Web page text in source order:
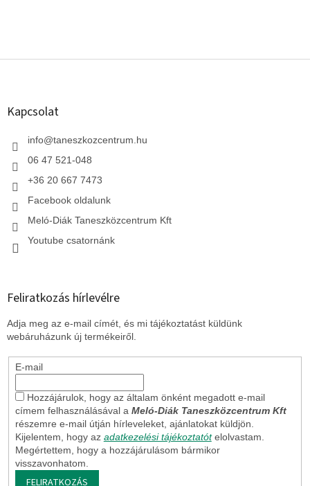
L
Kapcsolat
info@taneszkozcentrum.hu
06 47 521-048
+36 20 667 7473
Facebook oldalunk
Meló-Diák Taneszközcentrum Kft
Youtube csatornánk
Feliratkozás hírlevélre
Adja meg az e-mail címét, és mi tájékoztatást küldünk
webáruházunk új termékeiről.
E-mail
Hozzájárulok, hogy az általam önként megadott e-mail
címem felhasználásával a Meló-Diák Taneszközcentrum Kft
részemre e-mail útján hírleveleket, ajánlatokat küldjön.
Kijelentem, hogy az adatkezelési tájékoztatót elolvastam.
Megértettem, hogy a hozzájárulásom bármikor
visszavonhatom.
FELIRATKOZÁS